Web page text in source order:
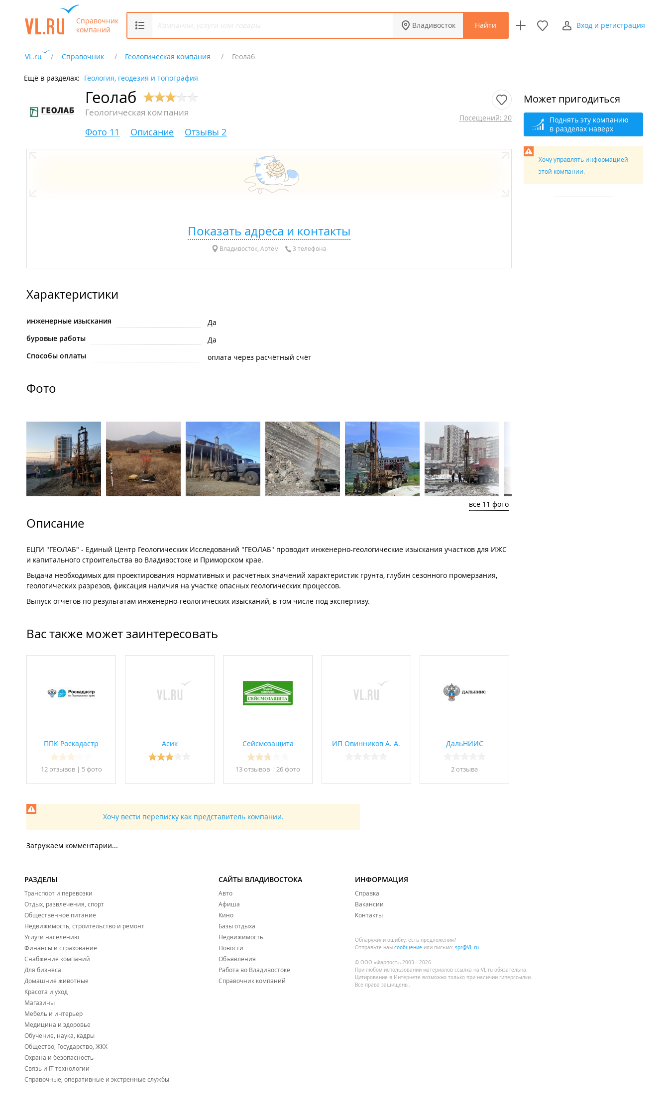
Справочник
компаний
Владивосток Найти Вход и регистрация
VL.ru Справочник Геологическая компания Геолаб
Ещё в разделах: Геология, геодезия и топография
Геолаб
Геологическая компания Посещений: 20
Фото 11 Описание Отзывы 2
Показать адреса и контакты
Владивосток, Артём 3 телефона
Характеристики
инженерные изыскания
Да
буровые работы
Да
Способы оплаты
оплата через расчётный счёт
Фото
все 11 фото
Описание
ЕЦГИ "ГЕОЛАБ" - Единый Центр Геологических Исследований "ГЕОЛАБ" проводит инженерно-геологические изыскания участков для ИЖС
и капитального строительства во Владивостоке и Приморском крае.
Выдача необходимых для проектирования нормативных и расчетных значений характеристик грунта, глубин сезонного промерзания,
геологических разрезов, фиксация наличия на участке опасных геологических процессов.
Выпуск отчетов по результатам инженерно-геологических изысканий, в том числе под экспертизу.
Вас также может заинтересовать
ППК Роскадастр
12 отзывов| 5 фото
Асик Сейсмозащита
13 отзывов | 26 фото
ИП Овинников А. А. ДальНИИС
2 отзывa
Хочу вести переписку как представитель компании.
Загружаем комментарии...
Может пригодиться
Поднять эту компанию
в разделах наверх
Хочу управлять информацией
этой компании.
РАЗДЕЛЫ
Транспорт и перевозки
Отдых, развлечения, спорт
Общественное питание
Недвижимость, строительство и ремонт
Услуги населению
Финансы и страхование
Снабжение компаний
Для бизнеса
Домашние животные
Красота и уход
Магазины
Мебель и интерьер
Медицина и здоровье
Обучение, наука, кадры
Общество, Государство, ЖКХ
Охрана и безопасность
Связь и IT технологии
Справочные, оперативные и экстренные службы
САЙТЫ ВЛАДИВОСТОКА
Авто
Афиша
Кино
Базы отдыха
Недвижимость
Новости
Объявления
Работа во Владивостоке
Справочник компаний
ИНФОРМАЦИЯ
Справка
Вакансии
Контакты
Обнаружили ошибку, есть предложения?
Отправьте нам сообщение или письмо: spr@VL.ru
© ООО «Фарпост», 2003—2026
При любом использовании материалов ссылка на VL.ru обязательна.
Цитирование в Интернете возможно только при наличии гиперссылки.
Все права защищены.